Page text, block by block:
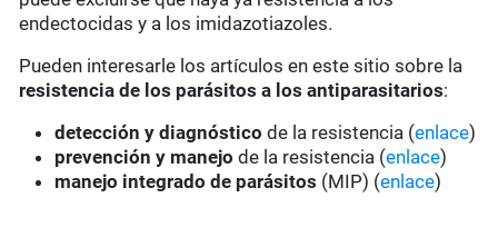
endectocidas y a los imidazotiazoles.
Pueden interesarle los artículos en este sitio sobre la
resistencia de los parásitos a los antiparasitarios:
detección y diagnóstico de la resistencia (enlace)
prevención y manejo de la resistencia (enlace)
manejo integrado de parásitos (MIP) (enlace)